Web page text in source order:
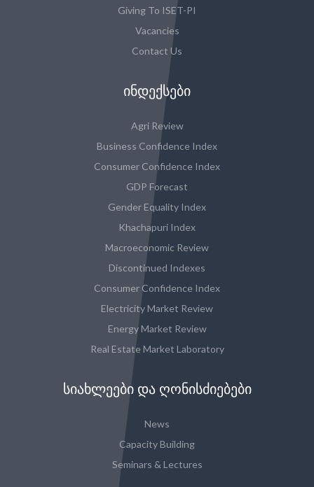
Giving To ISET-PI
Vacancies
Contact Us
ᲘᲜᲓᲔᲥᲡᲔᲑᲘ
Agri Review
Business Confidence Index
Consumer Confidence Index
GDP Forecast
Gender Equality Index
Khachapuri Index
Macroeconomic Review
Discontinued Indexes
Consumer Confidence Index
Electricity Market Review
Energy Market Review
Real Estate Market Laboratory
ᲡᲘᲐᲮᲚᲔᲔᲑᲘ ᲓᲐ ᲦᲝᲜᲘᲡᲫᲘᲔᲑᲔᲑᲘ
News
Capacity Building
Seminars & Lectures